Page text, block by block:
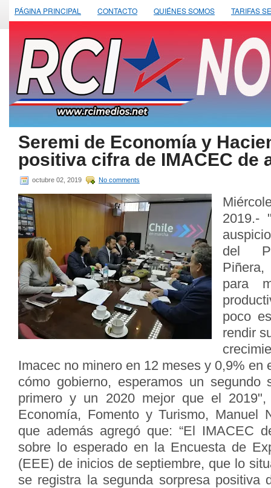
PÁGINA PRINCIPAL CONTACTO QUIÉNES SOMOS TARIFAS
Seremi de Economía y
positiva cifra de IMACEC de
octubre 02, 2019 No comments
2019.-
del
para
poco
rendir
Imacec no minero en 12 meses y 0,9% en
cómo gobierno, esperamos un segundo
primero y un 2020 mejor que el
Economía, Fomento y Turismo, Manuel
que además agregó que: “El IMACEC
sobre lo esperado en la Encuesta de
(EEE) de inicios de septiembre, que lo
se registra la segunda sorpresa positiva